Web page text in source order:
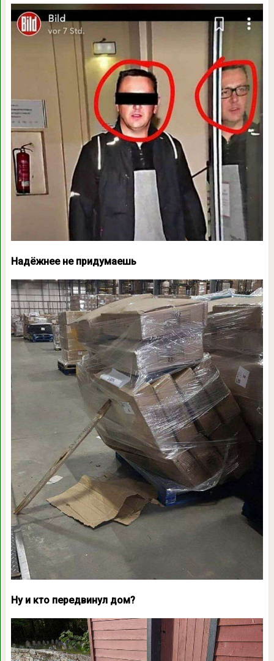
Надёжнее не придумаешь
Ну и кто передвинул дом?